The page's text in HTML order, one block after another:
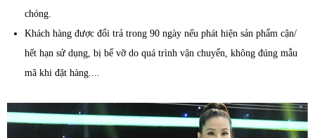
chóng.
Khách hàng được đổi trả trong 90 ngày nếu phát hiện sản phẩm cận/
hết hạn sử dụng, bị bể vỡ do quá trình vận chuyển, không đúng mẫu
mã khi đặt hàng....